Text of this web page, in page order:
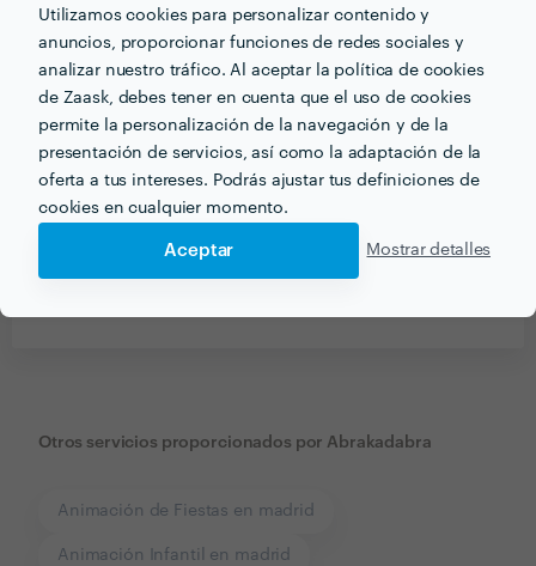
Utilizamos cookies para personalizar contenido y
anuncios, proporcionar funciones de redes sociales y
analizar nuestro tráfico. Al aceptar la política de cookies
de Zaask, debes tener en cuenta que el uso de cookies
permite la personalización de la navegación y de la
presentación de servicios, así como la adaptación de la
oferta a tus intereses. Podrás ajustar tus definiciones de
cookies en cualquier momento.
Aceptar Mostrar detalles
Recibe varias propuestas de profesionales como
Otros servicios proporcionados por Abrakadabra
Animación de Fiestas en madrid
Animación Infantil en madrid